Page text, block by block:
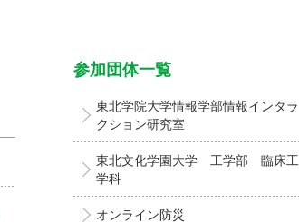
参加団体一覧
東北学院大学情報学部情報インタラ
クション研究室
東北文化学園大学 工学部 臨床工
学科
オンライン防災